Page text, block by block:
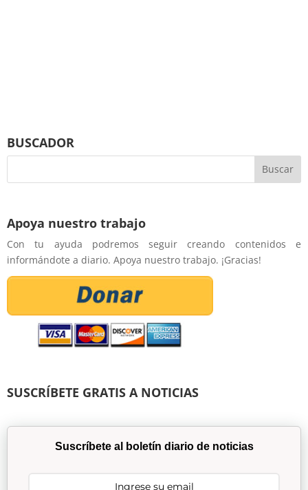
BUSCADOR
Apoya nuestro trabajo
Con tu ayuda podremos seguir creando contenidos e
informándote a diario. Apoya nuestro trabajo. ¡Gracias!
SUSCRÍBETE GRATIS A NOTICIAS
Suscríbete al boletín diario de noticias